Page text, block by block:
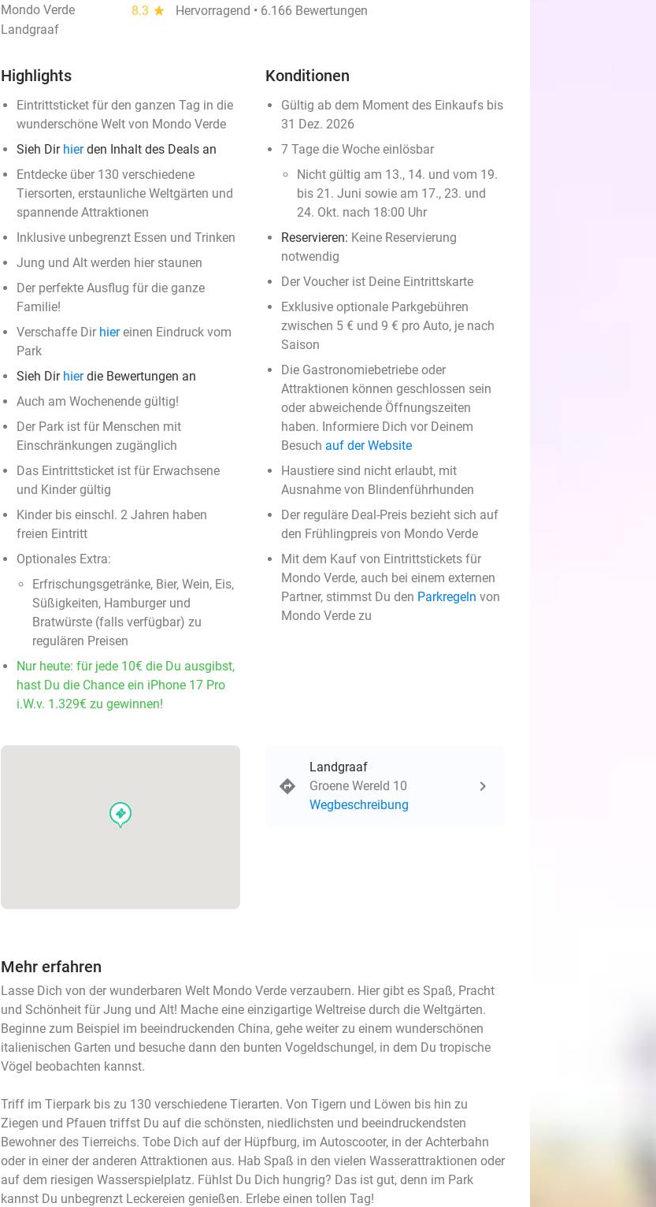
Mondo Verde 8.3 star
Hervorragend • 6.166 Bewertungen
Landgraaf
Highlights
Eintrittsticket für den ganzen Tag in die
wunderschöne Welt von Mondo Verde
Sieh Dir hierden Inhalt des Deals an
Entdecke über 130 verschiedene
Tiersorten, erstaunliche Weltgärten und
spannende Attraktionen
Inklusive unbegrenzt Essen und Trinken
Jung und Alt werden hier staunen
Der perfekte Ausflug für die ganze
Familie!
Verschaffe Dir hiereinen Eindruck vom
Park
Sieh Dir hierdie Bewertungen an
Auch am Wochenende gültig!
Der Park ist für Menschen mit
Einschränkungen zugänglich
Das Eintrittsticket ist für Erwachsene
und Kinder gültig
Kinder bis einschl. 2 Jahren haben
freien Eintritt
Optionales Extra:
Erfrischungsgetränke, Bier, Wein, Eis,
Süßigkeiten, Hamburger und
Bratwürste (falls verfügbar) zu
regulären Preisen
Nur heute: für jede 10€ die Du ausgibst,
hast Du die Chance ein iPhone 17 Pro
i.W.v. 1.329€ zu gewinnen!
Konditionen
Gültig ab dem Moment des Einkaufs bis
31 Dez. 2026
7 Tage die Woche einlösbar
Nicht gültig am 13., 14. und vom 19.
bis 21. Juni sowie am 17., 23. und
24. Okt. nach 18:00 Uhr
Reservieren: Keine Reservierung
notwendig
Der Voucher ist Deine Eintrittskarte
Exklusive optionale Parkgebühren
zwischen 5 € und 9 € pro Auto, je nach
Saison
Die Gastronomiebetriebe oder
Attraktionen können geschlossen sein
oder abweichende Öffnungszeiten
haben. Informiere Dich vor Deinem
Besuch auf der Website
Haustiere sind nicht erlaubt, mit
Ausnahme von Blindenführhunden
Der reguläre Deal-Preis bezieht sich auf
den Frühlingpreis von Mondo Verde
Mit dem Kauf von Eintrittstickets für
Mondo Verde, auch bei einem externen
Partner, stimmst Du den Parkregeln von
Mondo Verde zu
events
Landgraaf
Groene Wereld 10
Wegbeschreibung
Mehr erfahren
Lasse Dich von der wunderbaren Welt Mondo Verde verzaubern. Hier gibt es Spaß, Pracht
und Schönheit für Jung und Alt! Mache eine einzigartige Weltreise durch die Weltgärten.
Beginne zum Beispiel im beeindruckenden China, gehe weiter zu einem wunderschönen
italienischen Garten und besuche dann den bunten Vogeldschungel, in dem Du tropische
Vögel beobachten kannst.
Triff im Tierpark bis zu 130 verschiedene Tierarten. Von Tigern und Löwen bis hin zu
Ziegen und Pfauen triffst Du auf die schönsten, niedlichsten und beeindruckendsten
Bewohner des Tierreichs. Tobe Dich auf der Hüpfburg, im Autoscooter, in der Achterbahn
oder in einer der anderen Attraktionen aus. Hab Spaß in den vielen Wasserattraktionen oder
auf dem riesigen Wasserspielplatz. Fühlst Du Dich hungrig? Das ist gut, denn im Park
kannst Du unbegrenzt Leckereien genießen. Erlebe einen tollen Tag!